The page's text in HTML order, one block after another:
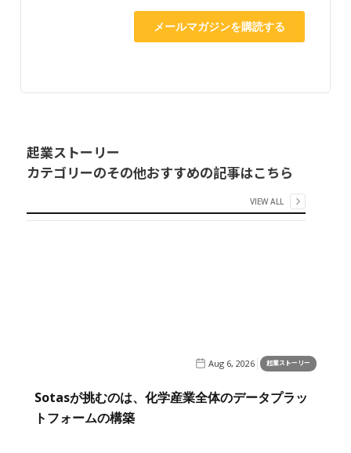
起業ストーリー
カテゴリーのその他おすすめの記事はこちら
VIEW ALL
Aug 6, 2026 起業ストーリー
Sotasが挑むのは、化学産業全体のデータプラッ
トフォームの構築